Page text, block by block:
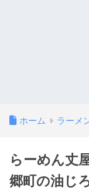
ホーム ラーメ
らーめん丈
郷町の油じ